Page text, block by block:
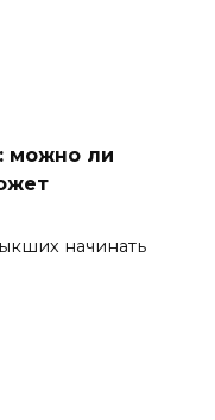
можно ли
начинать